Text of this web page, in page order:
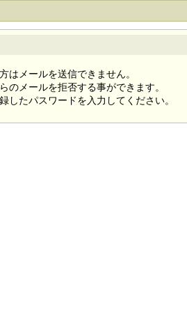
はメールを送信できません。
のメールを拒否する事ができます。
したパスワードを入力してください。